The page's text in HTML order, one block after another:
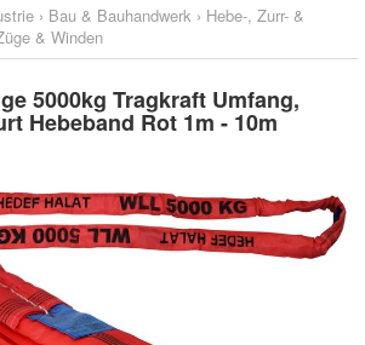
› Bau & Bauhandwerk › Hebe-, Zurr- &
& Winden
5000kg Tragkraft Umfang,
Hebeband Rot 1m - 10m